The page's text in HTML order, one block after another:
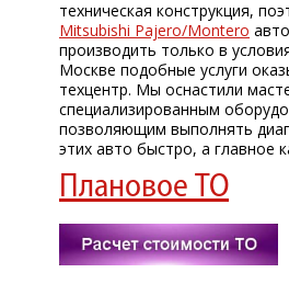
техническая конструкция,
Mitsubishi Pajero/Montero
производить только в
Москве подобные услуги
техцентр. Мы оснастили
специализированным
позволяющим выполнять
этих авто быстро, а главное
Плановое ТО